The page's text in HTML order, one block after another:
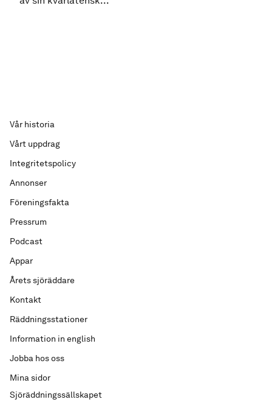
Sjöräddningssällskapet
Vår historia
Vårt uppdrag
Integritetspolicy
Annonser
Föreningsfakta
Pressrum
Podcast
Appar
Årets sjöräddare
Kontakt
Räddningsstationer
Information in english
Jobba hos oss
Mina sidor